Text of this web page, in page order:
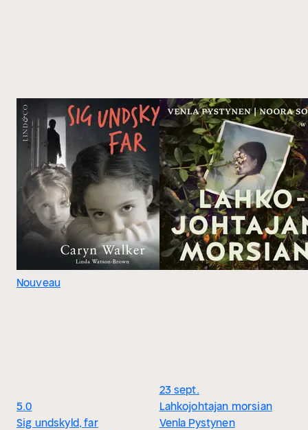
Nouveau
5.0
Sig undskyld, far
23 sept.
Lahkojohtajan morsian
Venla Pystynen